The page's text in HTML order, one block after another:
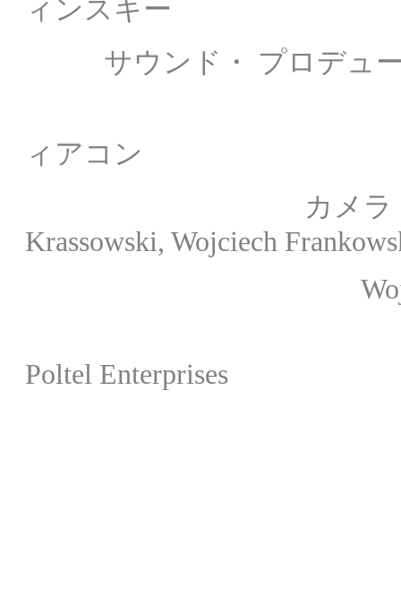
ィンスキー
サウンド・ プロデュ
ィアコン
カメラ：
Krassowski, Wojciech
Poltel Enterprises